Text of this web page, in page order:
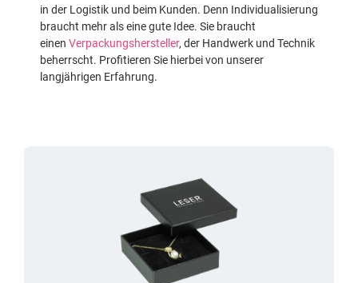
in der Logistik und beim Kunden. Denn Individualisierung
braucht mehr als eine gute Idee. Sie braucht
einen Verpackungshersteller, der Handwerk und Technik
beherrscht. Profitieren Sie hierbei von unserer
langjährigen Erfahrung.